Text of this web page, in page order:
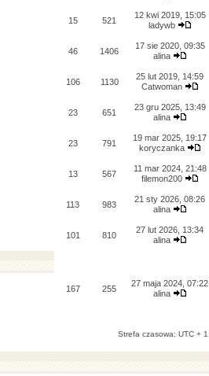
15 521
12 kwi 2019, 15:05
ladywb
46 1406
17 sie 2020, 09:35
alina
106 1130
25 lut 2019, 14:59
Catwoman
23 651
23 gru 2025, 13:49
alina
23 791
19 mar 2025, 19:17
koryczanka
13 567
11 mar 2024, 21:48
filemon200
113 983
21 sty 2026, 08:26
alina
101 810
27 lut 2026, 13:34
alina
167 255
27 maja 2024, 07:22
alina
Strefa czasowa: UTC + 1